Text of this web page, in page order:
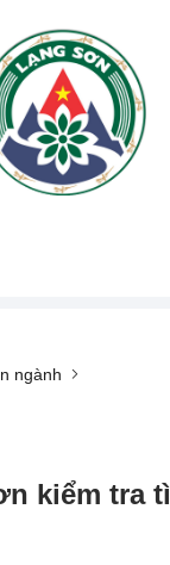
ngành
kiểm tra